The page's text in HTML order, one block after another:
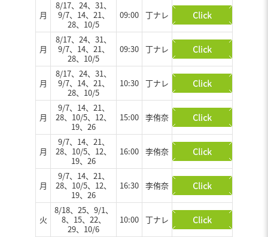
月
8/17、24、31、
9/7、14、21、
28、10/5
09:00 丁ナレ
月
8/17、24、31、
9/7、14、21、
28、10/5
09:30 丁ナレ
月
8/17、24、31、
9/7、14、21、
28、10/5
10:30 丁ナレ
月
9/7、14、21、
28、10/5、12、
19、26
15:00 李侑奈
月
9/7、14、21、
28、10/5、12、
19、26
16:00 李侑奈
月
9/7、14、21、
28、10/5、12、
19、26
16:30 李侑奈
火
8/18、25、9/1、
8、15、22、
29、10/6
10:00 丁ナレ